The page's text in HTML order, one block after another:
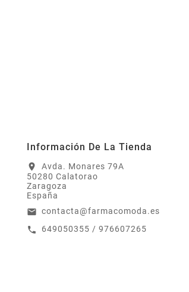
Información De La Tienda
location_on
Avda. Monares 79A
50280 Calatorao
Zaragoza
España
email contacta@farmacomoda.es
call 649050355 / 976607265